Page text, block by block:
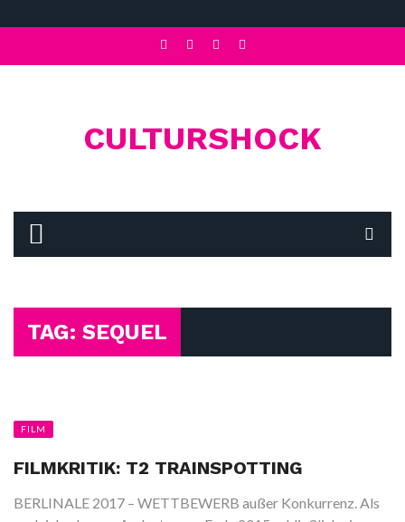
CULTURSHOCK
TAG: SEQUEL
FILM
FILMKRITIK: T2 TRAINSPOTTING
BERLINALE 2017 – WETTBEWERB außer Konkurrenz. Als